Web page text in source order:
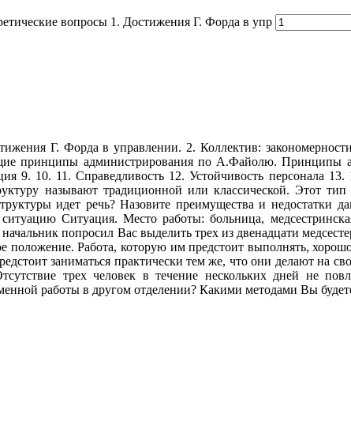
вопросы 1. Достижения Г. Форда в упр
Г. Форда в управлении. 2. Коллектив:
принципы администрирования по А.Файолю. Принципы
9. 10. 11. Справедливость 12. Устойчивость персонала
называют традиционной или классической. Этот
идет речь? Назовите преимущества и недостатки
Ситуация. Место работы: больница,
попросил Вас выделить трех из двенадцати
положение. Работа, которую им предстоит выполнять,
заниматься практически тем же, что они делают на
трех человек в течение нескольких дней не
работы в другом отделении? Какими методами Вы